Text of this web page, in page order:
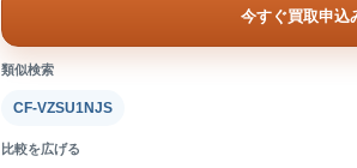
今すぐ買取申込
類似検索
CF-VZSU1NJS
比較を広げる